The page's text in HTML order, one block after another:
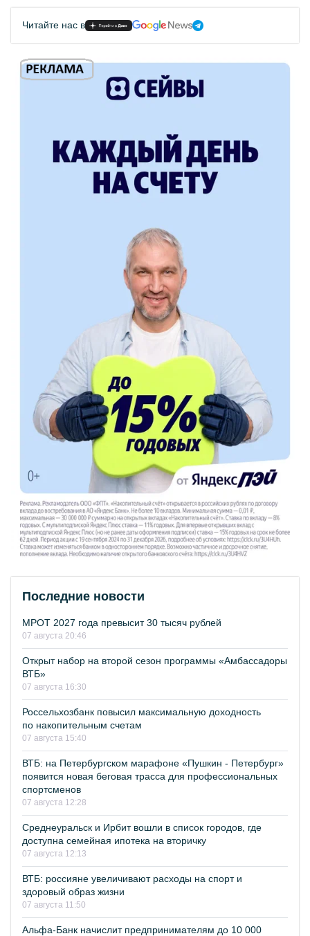
Читайте нас в
Последние новости
МРОТ 2027 года превысит 30 тысяч рублей
07 августа 20:46
Открыт набор на второй сезон программы «Амбассадоры
ВТБ»
07 августа 16:30
Россельхозбанк повысил максимальную доходность
по накопительным счетам
07 августа 15:40
ВТБ: на Петербургском марафоне «Пушкин - Петербург»
появится новая беговая трасса для профессиональных
спортсменов
07 августа 12:28
Среднеуральск и Ирбит вошли в список городов, где
доступна семейная ипотека на вторичку
07 августа 12:13
ВТБ: россияне увеличивают расходы на спорт и
здоровый образ жизни
07 августа 11:50
Альфа-Банк начислит предпринимателям до 10 000